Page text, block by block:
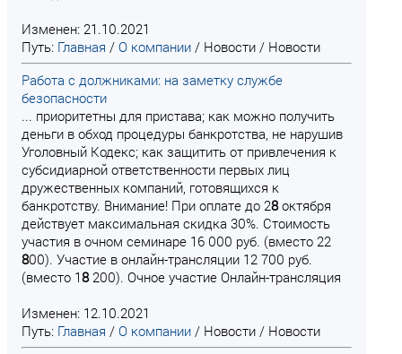
Изменен: 21.10.2021
Путь: Главная / О компании / Новости / Новости
Работа с должниками: на заметку службе
безопасности
... приоритетны для пристава; как можно получить
деньги в обход процедуры банкротства, не нарушив
Уголовный Кодекс; как защитить от привлечения к
субсидиарной ответственности первых лиц
дружественных компаний, готовящихся к
банкротству. Внимание! При оплате до 28октября
действует максимальная скидка 30%. Стоимость
участия в очном семинаре 16 000 руб. (вместо 22
800). Участие в онлайн-трансляции 12 700 руб.
(вместо 18200). Очное участие Онлайн-трансляция
Изменен: 12.10.2021
Путь: Главная / О компании / Новости / Новости